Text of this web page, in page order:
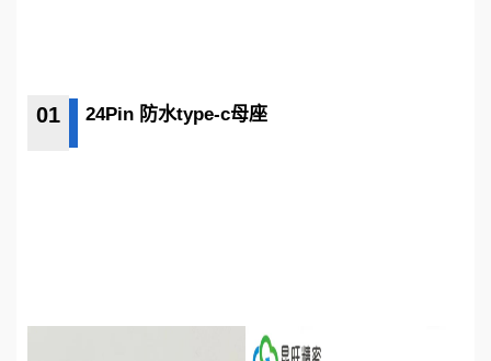
01 24Pin 防水type-c母座